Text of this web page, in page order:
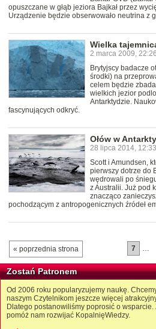
opuszczane w głąb jeziora Bajkał przez
Urządzenie będzie obserwowało neutrina z
Wielka
2 marca 2009, 22:26
Brytyjscy badacze
środki) na
celem będzie
wielkich jezior
Antarktydzie.
fascynujących odkryć.
Ołów w
28 lipca 2014, 12:33
Scott i Amundsen,
pierwszy dotrze do
wędrowali po
z Australii. Już pod
znacząco
pochodzącym z antropogenicznych źródeł
« poprzednia strona 7 …
Zostań Patronem
Od 2006 roku popularyzujemy naukę.
naszym Czytelnikom jeszcze więcej
Dlatego postanowiliśmy poprosić o wsparcie.
pomóż nam rozwijać KopalnięWiedzy.